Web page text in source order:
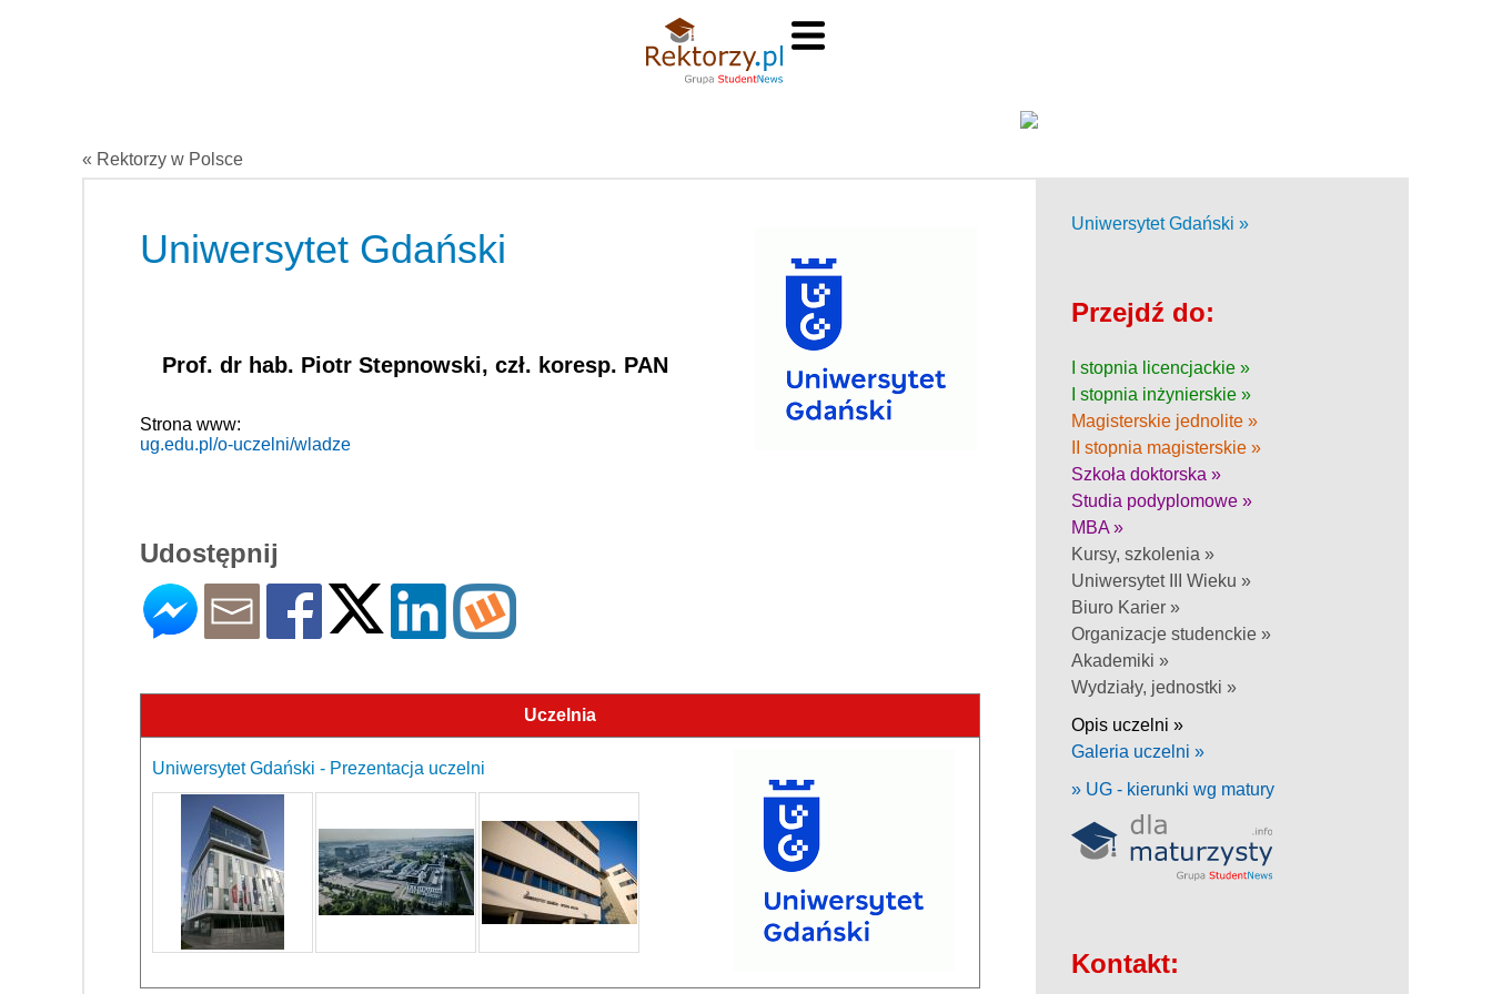
« Rektorzy w Polsce
Uniwersytet Gdański
Prof. dr hab. Piotr Stepnowski, czł. koresp. PAN
Strona www:
ug.edu.pl/o-uczelni/wladze
Udostępnij
Uczelnia
Uniwersytet Gdański - Prezentacja uczelni
Uniwersytet Gdański »
Przejdź do:
I stopnia licencjackie »
I stopnia inżynierskie »
Magisterskie jednolite »
II stopnia magisterskie »
Szkoła doktorska »
Studia podyplomowe »
MBA »
Kursy, szkolenia »
Uniwersytet III Wieku »
Biuro Karier »
Organizacje studenckie »
Akademiki »
Wydziały, jednostki »
Opis uczelni »
Galeria uczelni »
» UG - kierunki wg matury
Kontakt: